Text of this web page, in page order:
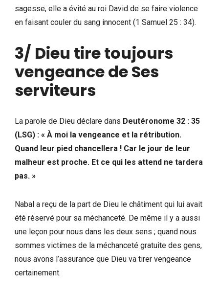
sagesse, elle a évité au roi David de se faire violence
en faisant couler du sang innocent (1 Samuel 25 : 34).
3/ Dieu tire toujours
vengeance de Ses
serviteurs
La parole de Dieu déclare dans Deutéronome 32 : 35
(LSG) : « À moi la vengeance et la rétribution.
Quand leur pied chancellera ! Car le jour de leur
malheur est proche. Et ce qui les attend ne tardera
pas. »
Nabal a reçu de la part de Dieu le châtiment qui lui avait
été réservé pour sa méchanceté. De même il y a aussi
une leçon pour nous dans les deux sens ; quand nous
sommes victimes de la méchanceté gratuite des gens,
nous avons l’assurance que Dieu va tirer vengeance
certainement.